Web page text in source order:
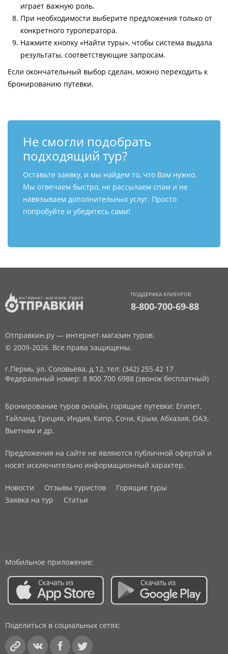
играет важную роль.
При необходимости выберите предложения только от
конкретного туроператора.
Нажмите кнопку «Найти туры», чтобы система выдала
результаты, соответствующие запросам.
Если окончательный выбор сделан, можно переходить к
бронированию путевки.
Не смогли подобрать
подходящий тур?
Оставьте заявку, и мы найдем то, что Вам нужно.
Мы отвечаем быстро, не рассылаем спам и не
навязываем дополнительных услуг. Просто
попробуйте и убедитесь сами!
ПОДДЕРЖКА КЛИЕНТОВ
8-800-700-69-88
Отправкин.ру — интернет-магазин туров.
© 2009-2026. Все права защищены.
г.Пермь, ул. Соловьева, д.12, тел: (342) 255 42 17
Федеральный номер: 8 800 700 6988 (звонок бесплатный)
Бронирование туров онлайн, горящие путевки: Египет,
Тайланд, Греция, Индия, Кипр, Сочи, Крым, Абхазия, ОАЭ,
Вьетнам и др.
Предложения на сайте не являются публичной офертой и
носят исключительно информационный характер.
Новости Отзывы туристов
Горящие туры
Заявка на тур
Статьи
Мобильное приложение:
Поделиться в социальных сетях: